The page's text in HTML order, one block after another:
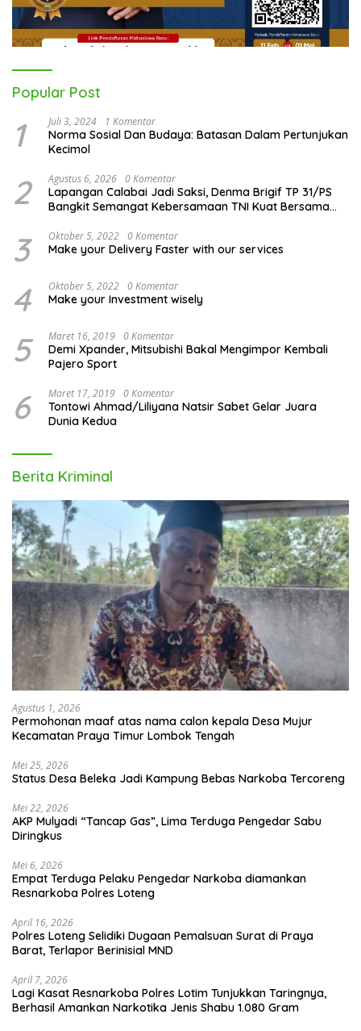
Popular Post
1 Juli 3, 2024 1 Komentar
Norma Sosial Dan Budaya: Batasan Dalam Pertunjukan
Kecimol
2 Agustus 6, 2026 0 Komentar
Lapangan Calabai Jadi Saksi, Denma Brigif TP 31/PS
Bangkit Semangat Kebersamaan TNI Kuat Bersama
3 Oktober 5, 2022 0 Komentar
Make your Delivery Faster with our services
4 Oktober 5, 2022 0 Komentar
Make your Investment wisely
5 Maret 16, 2019 0 Komentar
Demi Xpander, Mitsubishi Bakal Mengimpor Kembali
Pajero Sport
6 Maret 17, 2019 0 Komentar
Tontowi Ahmad/Liliyana Natsir Sabet Gelar Juara
Dunia Kedua
Berita Kriminal
Agustus 1, 2026
Permohonan maaf atas nama calon kepala Desa Mujur
Kecamatan Praya Timur Lombok Tengah
Mei 25, 2026
Status Desa Beleka Jadi ‎Kampung Bebas Narkoba Tercoreng
Mei 22, 2026
AKP Mulyadi “Tancap Gas”, Lima Terduga Pengedar Sabu
Diringkus
Mei 6, 2026
Empat Terduga Pelaku Pengedar Narkoba diamankan
Resnarkoba Polres Loteng
April 16, 2026
Polres Loteng Selidiki Dugaan Pemalsuan Surat di Praya
Barat, Terlapor Berinisial MND
April 7, 2026
Lagi Kasat Resnarkoba Polres Lotim Tunjukkan Taringnya,
Berhasil Amankan Narkotika Jenis Shabu 1.080 Gram